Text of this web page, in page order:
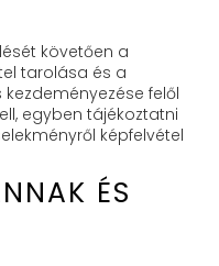
követően a
tarolása és a
felől
egyben tájékoztatni
képfelvétel
ÉS